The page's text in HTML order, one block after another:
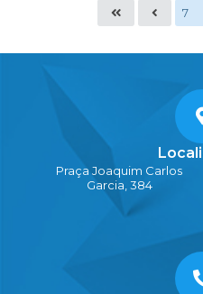
Praça Joaquim Carlos
Garcia, 384